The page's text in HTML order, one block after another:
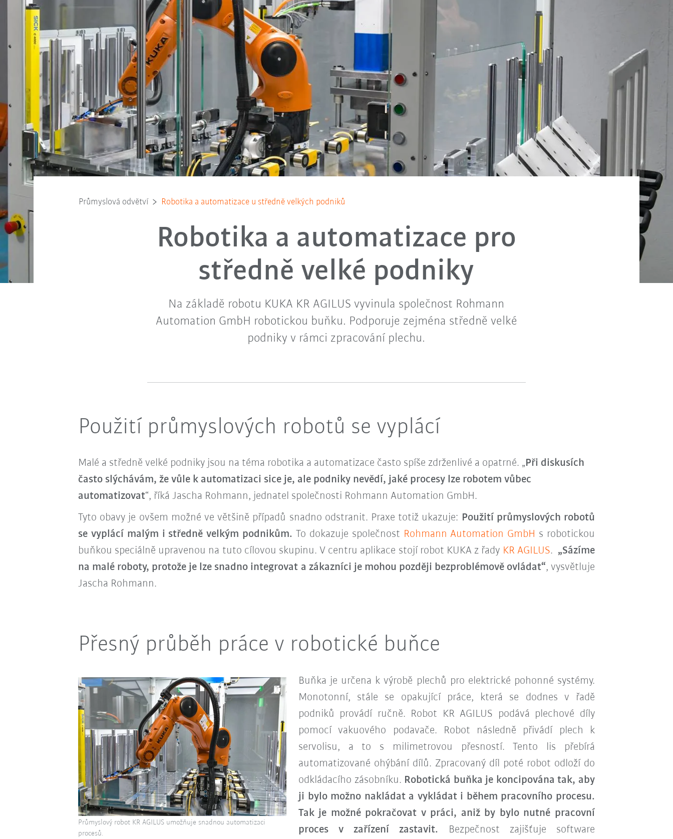
Průmyslová odvětví Robotika a automatizace u středně velkých podniků
Robotika a automatizace pro
středně velké podniky
Na základě robotu KUKA KR AGILUS vyvinula společnost Rohmann
Automation GmbH robotickou buňku. Podporuje zejména středně velké
podniky v rámci zpracování plechu.
Použití průmyslových robotů se vyplácí
Malé a středně velké podniky jsou na téma robotika a automatizace často spíše zdrženlivé a opatrné. „Při diskusích
často slýchávám, že vůle k automatizaci sice je, ale podniky nevědí, jaké procesy lze robotem vůbec
automatizovat“, říká Jascha Rohmann, jednatel společnosti Rohmann Automation GmbH.
Tyto obavy je ovšem možné ve většině případů snadno odstranit. Praxe totiž ukazuje: Použití průmyslových robotů
se vyplácí malým i středně velkým podnikům. To dokazuje společnost Rohmann Automation GmbH s robotickou
buňkou speciálně upravenou na tuto cílovou skupinu. V centru aplikace stojí robot KUKA z řady KR AGILUS. „Sázíme
na malé roboty, protože je lze snadno integrovat a zákazníci je mohou později bezproblémově ovládat“, vysvětluje
Jascha Rohmann.
Přesný průběh práce v robotické buňce
Buňka je určena k výrobě plechů pro elektrické pohonné systémy.
Monotonní, stále se opakující práce, která se dodnes v řadě
podniků provádí ručně. Robot KR AGILUS podává plechové díly
pomocí vakuového podavače. Robot následně přivádí plech k
servolisu, a to s milimetrovou přesností. Tento lis přebírá
automatizované ohýbání dílů. Zpracovaný díl poté robot odloží do
odkládacího zásobníku. Robotická buňka je koncipována tak, aby
ji bylo možno nakládat a vykládat i během pracovního procesu.
Tak je možné pokračovat v práci, aniž by bylo nutné pracovní
proces v zařízení zastavit.
Bezpečnost zajišťuje software
Průmyslový robot KR AGILUS umožňuje snadnou automatizaci
procesů.